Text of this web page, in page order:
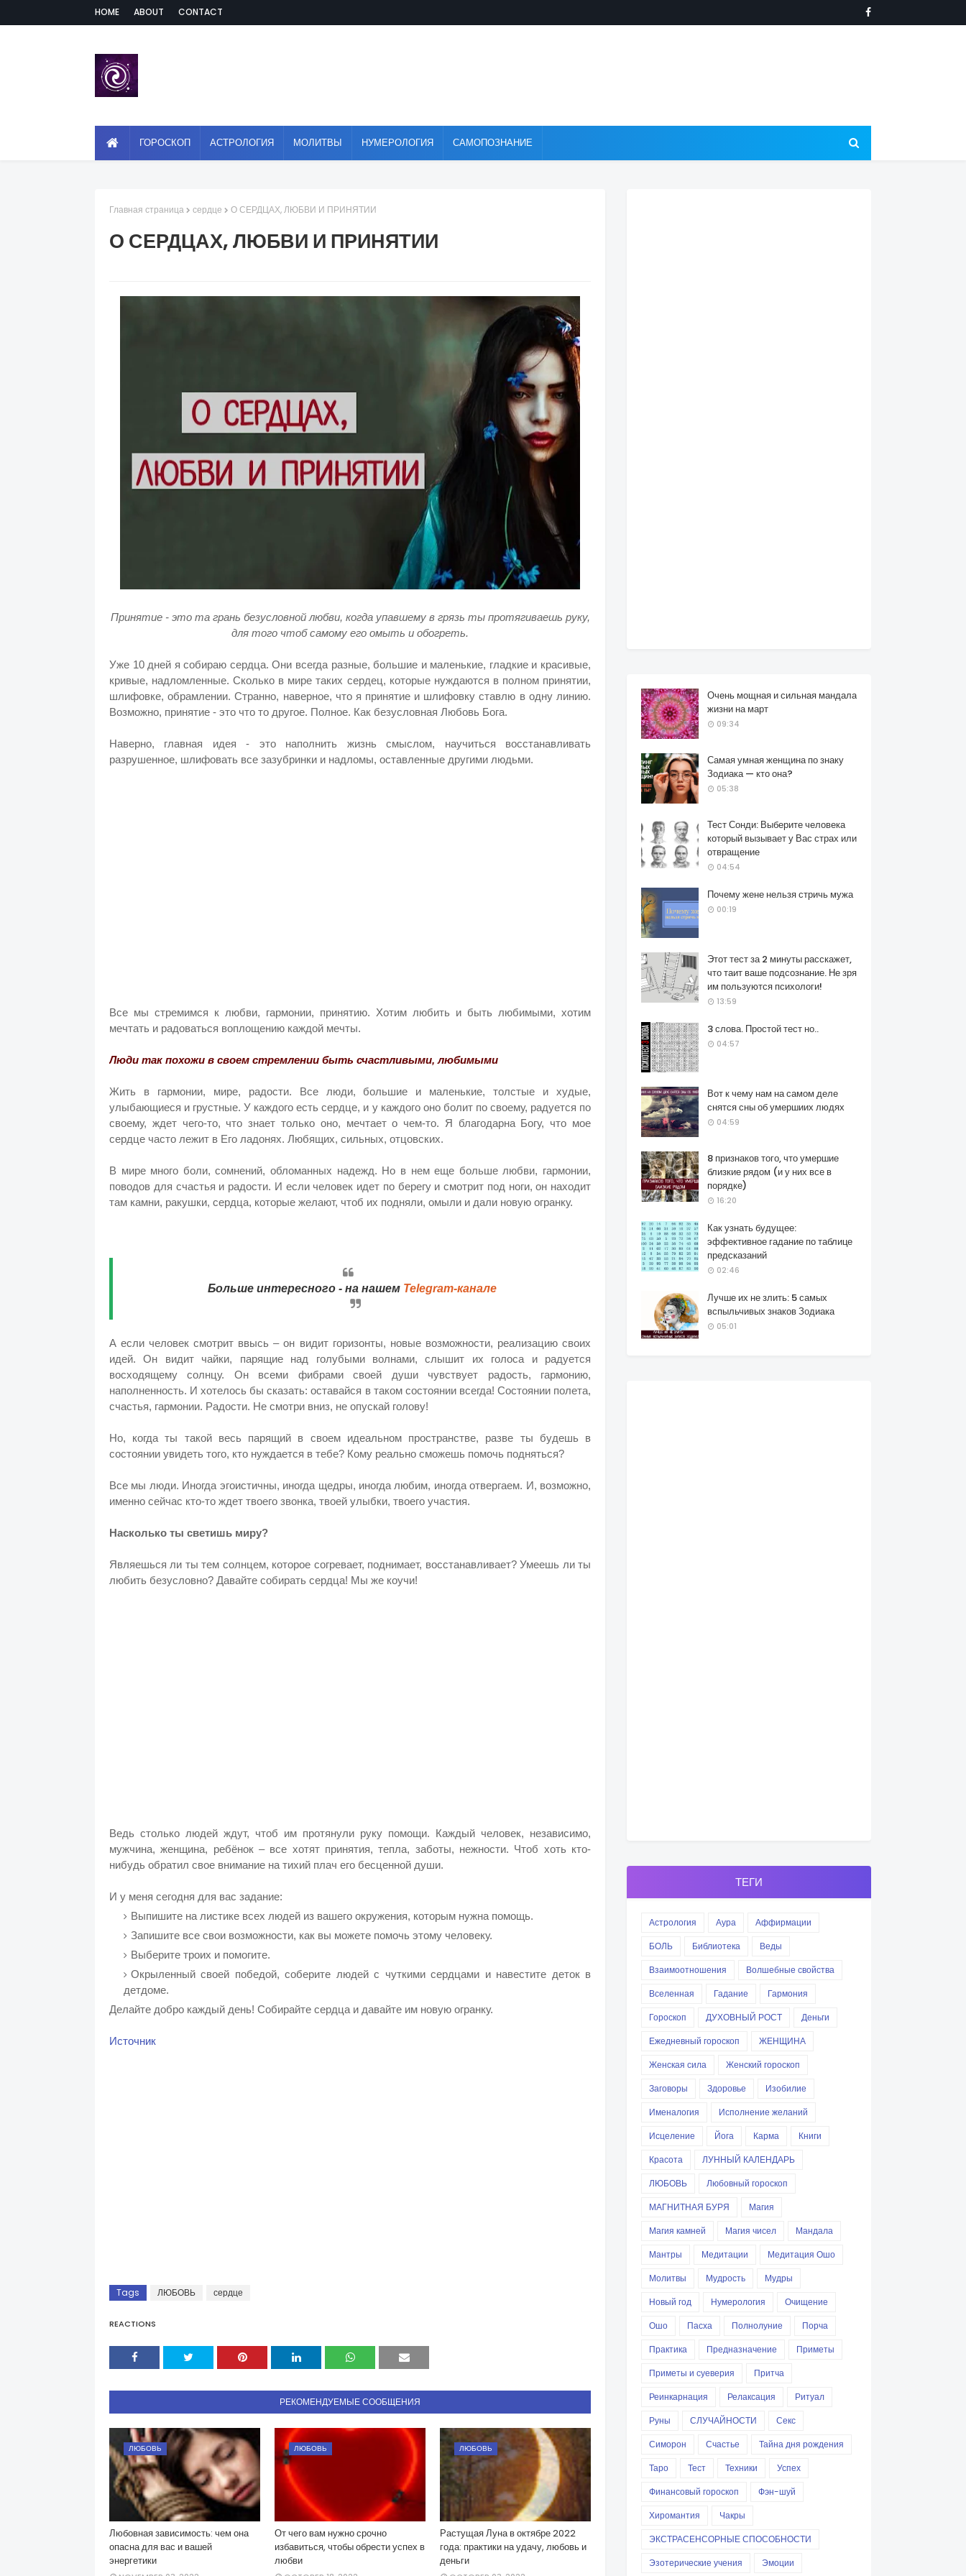
HOME ABOUT CONTACT
ГОРОСКОП АСТРОЛОГИЯ МОЛИТВЫ НУМЕРОЛОГИЯ САМОПОЗНАНИЕ
Главная страница сердце О СЕРДЦАХ, ЛЮБВИ И ПРИНЯТИИ
О СЕРДЦАХ, ЛЮБВИ И ПРИНЯТИИ
Принятие - это та грань безусловной любви, когда упавшему в грязь ты протягиваешь руку,
для того чтоб самому его омыть и обогреть.
Уже 10 дней я собираю сердца. Они всегда разные, большие и маленькие, гладкие и красивые,
кривые, надломленные. Сколько в мире таких сердец, которые нуждаются в полном принятии,
шлифовке, обрамлении. Странно, наверное, что я принятие и шлифовку ставлю в одну линию.
Возможно, принятие - это что то другое. Полное. Как безусловная Любовь Бога.
Наверно, главная идея - это наполнить жизнь смыслом, научиться восстанавливать
разрушенное, шлифовать все зазубринки и надломы, оставленные другими людьми.
Все мы стремимся к любви, гармонии, принятию. Хотим любить и быть любимыми, хотим
мечтать и радоваться воплощению каждой мечты.
Люди так похожи в своем стремлении быть счастливыми, любимыми
Жить в гармонии, мире, радости. Все люди, большие и маленькие, толстые и худые,
улыбающиеся и грустные. У каждого есть сердце, и у каждого оно болит по своему, радуется по
своему, ждет чего-то, что знает только оно, мечтает о чем-то. Я благодарна Богу, что мое
сердце часто лежит в Его ладонях. Любящих, сильных, отцовских.
В мире много боли, сомнений, обломанных надежд. Но в нем еще больше любви, гармонии,
поводов для счастья и радости. И если человек идет по берегу и смотрит под ноги, он находит
там камни, ракушки, сердца, которые желают, чтоб их подняли, омыли и дали новую огранку.
Больше интересного - на нашем Telegram-канале
А если человек смотрит ввысь – он видит горизонты, новые возможности, реализацию своих
идей. Он видит чайки, парящие над голубыми волнами, слышит их голоса и радуется
восходящему солнцу. Он всеми фибрами своей души чувствует радость, гармонию,
наполненность. И хотелось бы сказать: оставайся в таком состоянии всегда! Состоянии полета,
счастья, гармонии. Радости. Не смотри вниз, не опускай голову!
Но, когда ты такой весь парящий в своем идеальном пространстве, разве ты будешь в
состоянии увидеть того, кто нуждается в тебе? Кому реально сможешь помочь подняться?
Все мы люди. Иногда эгоистичны, иногда щедры, иногда любим, иногда отвергаем. И, возможно,
именно сейчас кто-то ждет твоего звонка, твоей улыбки, твоего участия.
Насколько ты светишь миру?
Являешься ли ты тем солнцем, которое согревает, поднимает, восстанавливает? Умеешь ли ты
любить безусловно? Давайте собирать сердца! Мы же коучи!
Ведь столько людей ждут, чтоб им протянули руку помощи. Каждый человек, независимо,
мужчина, женщина, ребёнок – все хотят принятия, тепла, заботы, нежности. Чтоб хоть кто-
нибудь обратил свое внимание на тихий плач его бесценной души.
И у меня сегодня для вас задание:
Выпишите на листике всех людей из вашего окружения, которым нужна помощь.
Запишите все свои возможности, как вы можете помочь этому человеку.
Выберите троих и помогите.
Окрыленный своей победой, соберите людей с чуткими сердцами и навестите деток в
детдоме.
Делайте добро каждый день! Собирайте сердца и давайте им новую огранку.
Источник
Tags ЛЮБОВЬ сердце
REACTIONS
РЕКОМЕНДУЕМЫЕ СООБЩЕНИЯ
ЛЮБОВЬ
Любовная зависимость: чем она
опасна для вас и вашей
энергетики
ЛЮБОВЬ
От чего вам нужно срочно
избавиться, чтобы обрести успех в
любви
ЛЮБОВЬ
Растущая Луна в октябре 2022
года: практики на удачу, любовь и
деньги
Очень мощная и сильная мандала
жизни на март
09:34
Самая умная женщина по знаку
Зодиака — кто она?
05:38
Тест Сонди: Выберите человека
который вызывает у Вас страх или
отвращение
04:54
Почему жене нельзя стричь мужа
00:19
Этот тест за 2 минуты расскажет,
что таит ваше подсознание. Не зря
им пользуются психологи!
13:59
3 слова. Простой тест но..
04:57
Вот к чему нам на самом деле
снятся сны об умершиих людях
04:59
8 признаков того, что умершие
близкие рядом (и у них все в
порядке)
16:20
Как узнать будущее:
эффективное гадание по таблице
предсказаний
02:46
Лучше их не злить: 5 самых
вспыльчивых знаков Зодиака
05:01
ТЕГИ
Астрология Аура
Аффирмации
БОЛЬ
Библиотека
Веды
Взаимоотношения
Волшебные свойства
Вселенная
Гадание
Гармония
Гороскоп
ДУХОВНЫЙ РОСТ
Деньги
Ежедневный гороскоп
ЖЕНЩИНА
Женская сила
Женский гороскоп
Заговоры
Здоровье
Изобилие
Именалогия
Исполнение желаний
Исцеление
Йога Карма
Книги
Красота
ЛУННЫЙ КАЛЕНДАРЬ
ЛЮБОВЬ
Любовный гороскоп
МАГНИТНАЯ БУРЯ
Магия
Магия камней
Магия чисел
Мандала
Мантры
Медитации
Медитация Ошо
Молитвы
Мудрость
Мудры
Новый год
Нумерология
Очищение
Ошо
Пасха Полнолуние
Порча
Практика
Предназначение
Приметы
Приметы и суеверия
Притча
Реинкарнация
Релаксация
Ритуал
Руны
СЛУЧАЙНОСТИ
Секс
Симорон
Счастье
Тайна дня рождения
Таро
Тест Техники
Успех
Финансовый гороскоп
Фэн-шуй
Хиромантия
Чакры
ЭКСТРАСЕНСОРНЫЕ СПОСОБНОСТИ
Эзотерические учения
Эмоции